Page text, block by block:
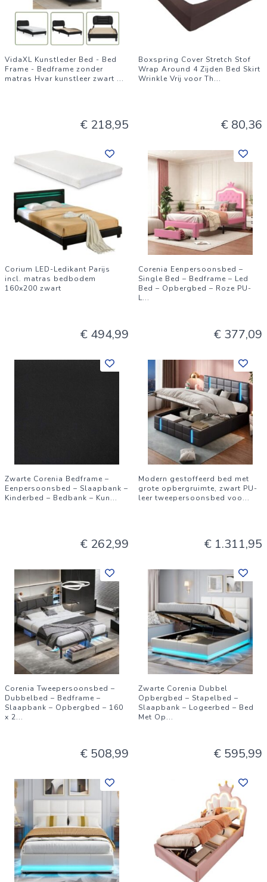
VidaXL Kunstleder Bed - Bed
Frame - Bedframe zonder
matras Hvar kunstleer zwart ...
€ 218,95
Boxspring Cover Stretch Stof
Wrap Around 4 Zijden Bed Skirt
Wrinkle Vrij voor Th...
€ 80,36
Corium LED-Ledikant Parijs
incl. matras bedbodem
160x200 zwart
€ 494,99
Corenia Eenpersoonsbed –
Single Bed – Bedframe – Led
Bed – Opbergbed – Roze PU-
L...
€ 377,09
Zwarte Corenia Bedframe –
Eenpersoonsbed – Slaapbank –
Kinderbed – Bedbank – Kun...
€ 262,99
Modern gestoffeerd bed met
grote opbergruimte, zwart PU-
leer tweepersoonsbed voo...
€ 1.311,95
Corenia Tweepersoonsbed –
Dubbelbed – Bedframe –
Slaapbank – Opbergbed – 160
x 2...
€ 508,99
Zwarte Corenia Dubbel
Opbergbed – Stapelbed –
Slaapbank – Logeerbed – Bed
Met Op...
€ 595,99